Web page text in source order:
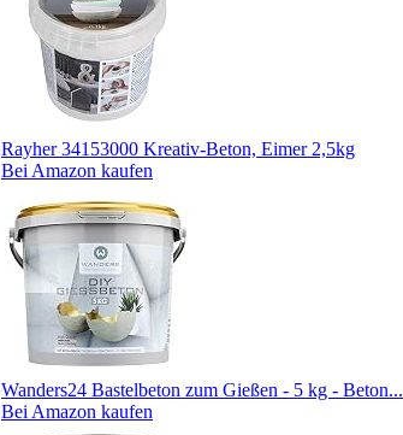
Rayher 34153000 Kreativ-Beton, Eimer 2,5kg
Bei Amazon kaufen
Wanders24 Bastelbeton zum Gießen - 5 kg - Beton...
Bei Amazon kaufen